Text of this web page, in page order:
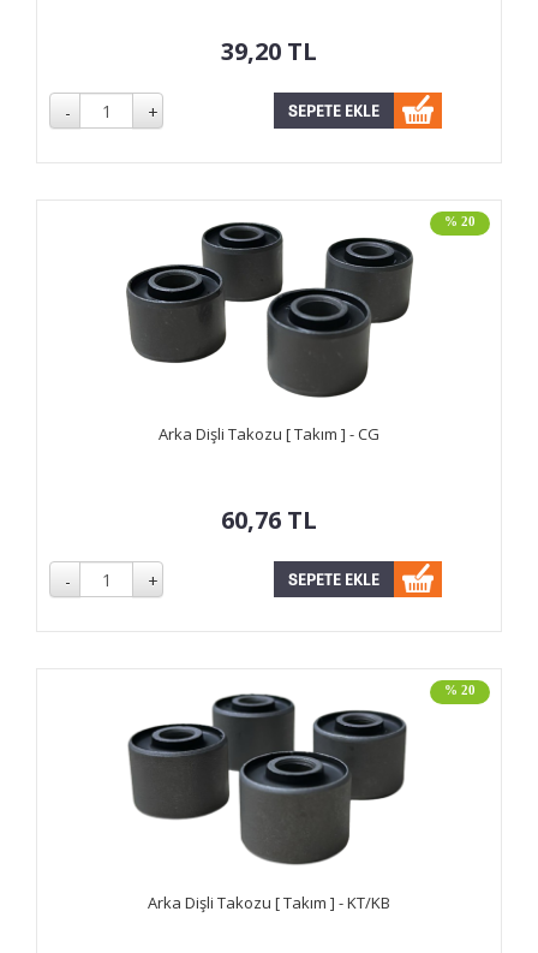
39,20 TL
% 20
Arka Dişli Takozu [ Takım ] - CG
60,76 TL
% 20
Arka Dişli Takozu [ Takım ] - KT/KB